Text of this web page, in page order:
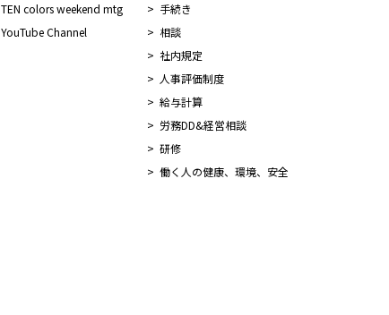
TEN colors weekend mtg
YouTube Channel
手続き
相談
社内規定
人事評価制度
給与計算
労務DD&経営相談
研修
働く人の健康、環境、安全